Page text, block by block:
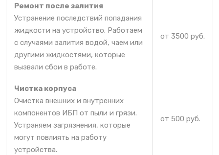
Ремонт после залития
Устранение последствий попадания
жидкости на устройство. Работаем
с случаями залития водой, чаем или
другими жидкостями, которые
вызвали сбои в работе.
от 3500 руб.
Чистка корпуса
Очистка внешних и внутренних
компонентов ИБП от пыли и грязи.
Устраняем загрязнения, которые
могут повлиять на работу
устройства.
от 500 руб.